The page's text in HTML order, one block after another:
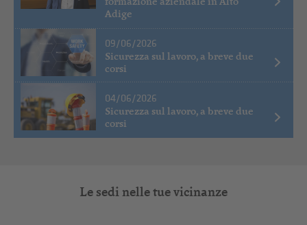
Adige
09/06/2026
Sicurezza sul lavoro, a breve due
corsi
04/06/2026
Sicurezza sul lavoro, a breve due
corsi
Le sedi nelle tue vicinanze